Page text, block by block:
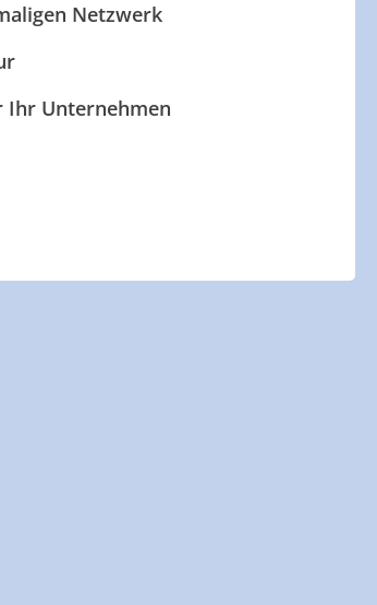
Netzwerk
Ihr Unternehmen